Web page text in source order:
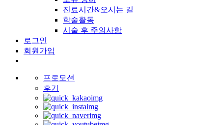
진료시간&오시는 길
학술활동
시술 후 주의사항
로그인
회원가입
프로모션
후기